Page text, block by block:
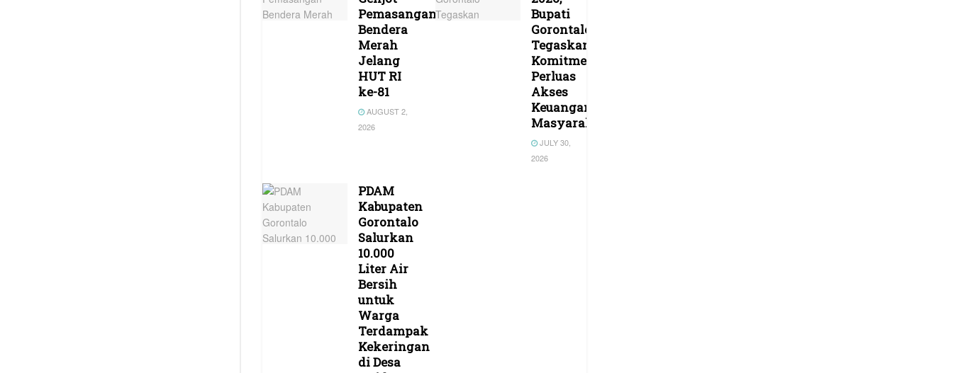
Pemasangan
Bendera
Merah
Jelang
HUT RI
ke-81
AUGUST 2,
2026
Bupati
Gorontalo
Tegaskan
Komitmen
Perluas
Akses
Keuangan
Masyarakat
JULY 30,
2026
PDAM
Kabupaten
Gorontalo
Salurkan
10.000
Liter Air
Bersih
untuk
Warga
Terdampak
Kekeringan
di Desa